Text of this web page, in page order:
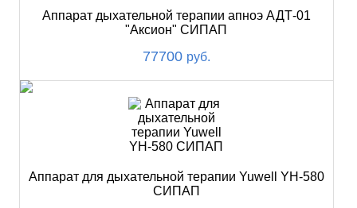
Аппарат дыхательной терапии апноэ АДТ-01
"Аксион" СИПАП
77700 руб.
Аппарат для дыхательной терапии Yuwell YH-580
СИПАП